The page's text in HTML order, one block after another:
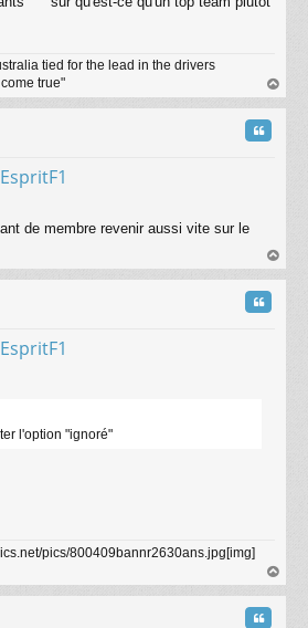
tied for the lead in the drivers
true"
au
Citation
de membre revenir aussi vite sur le
au
Citation
l'option "ignoré"
pics/800409bannr2630ans.jpg[img]
au
Citation